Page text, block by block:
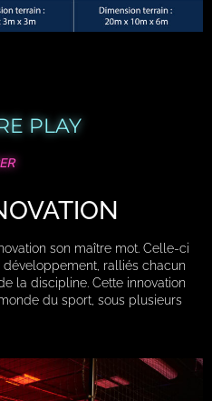
PLAY
son maître mot. Celle-ci
ralliés chacun
la discipline. Cette innovation
du sport, sous plusieurs